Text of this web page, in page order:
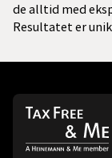
de alltid med
Resultatet er